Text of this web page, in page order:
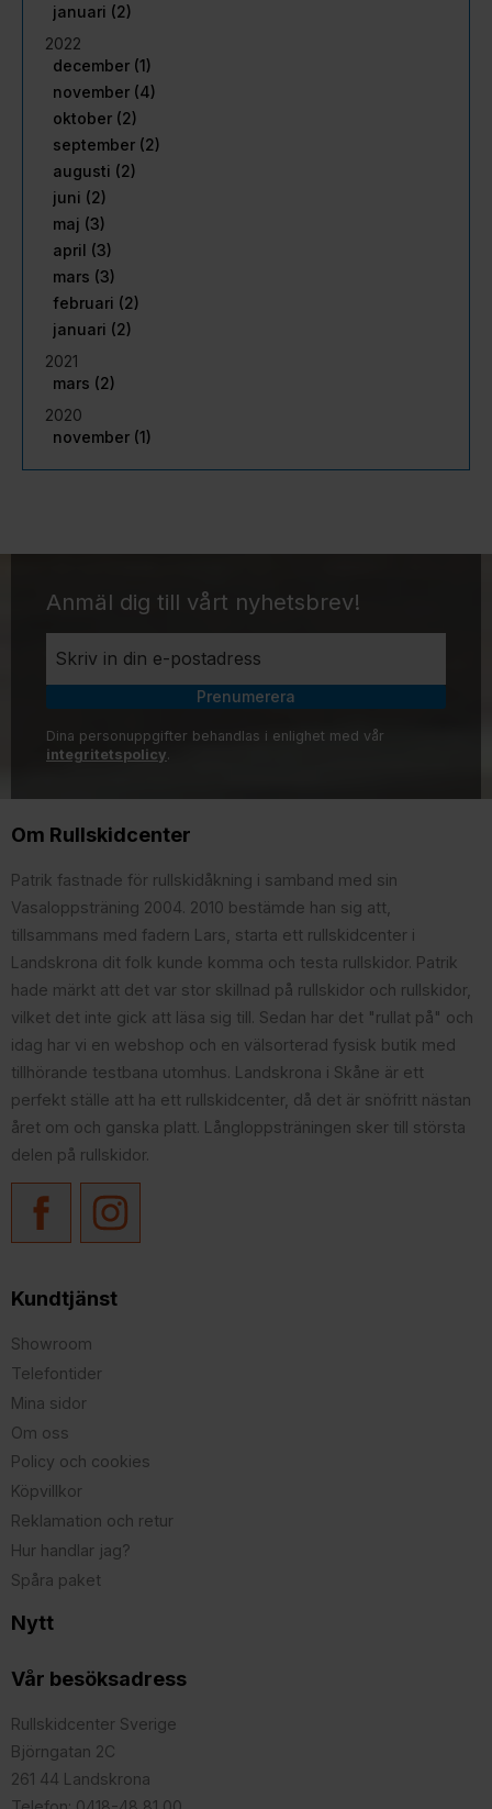
januari (2)
2022
december (1)
november (4)
oktober (2)
september (2)
augusti (2)
juni (2)
maj (3)
april (3)
mars (3)
februari (2)
januari (2)
2021
mars (2)
2020
november (1)
Anmäl dig till vårt nyhetsbrev!
Prenumerera
Dina personuppgifter behandlas i enlighet med vår
integritetspolicy.
Om Rullskidcenter
Patrik fastnade för rullskidåkning i samband med sin
Vasaloppsträning 2004. 2010 bestämde han sig att,
tillsammans med fadern Lars, starta ett rullskidcenter i
Landskrona dit folk kunde komma och testa rullskidor. Patrik
hade märkt att det var stor skillnad på rullskidor och rullskidor,
vilket det inte gick att läsa sig till. Sedan har det "rullat på" och
idag har vi en webshop och en välsorterad fysisk butik med
tillhörande testbana utomhus. Landskrona i Skåne är ett
perfekt ställe att ha ett rullskidcenter, då det är snöfritt nästan
året om och ganska platt. Långloppsträningen sker till största
delen på rullskidor.
Kundtjänst
Showroom
Telefontider
Mina sidor
Om oss
Policy och cookies
Köpvillkor
Reklamation och retur
Hur handlar jag?
Spåra paket
Nytt
Vår besöksadress
Rullskidcenter Sverige
Björngatan 2C
261 44 Landskrona